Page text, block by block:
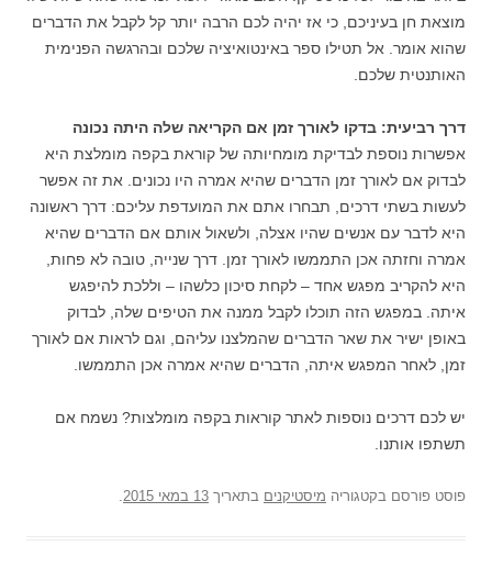
מוצאת חן בעיניכם, כי אז יהיה לכם הרבה יותר קל לקבל את הדברים
שהוא אומר. אל תטילו ספר באינטואיציה שלכם ובהרגשה הפנימית
האותנטית שלכם.
דרך רביעית: בדקו לאורך זמן אם הקריאה שלה היתה נכונה
אפשרות נוספת לבדיקת מומחיותה של קוראת בקפה מומלצת היא
לבדוק אם לאורך זמן הדברים שהיא אמרה היו נכונים. את זה אפשר
לעשות בשתי דרכים, תבחרו אתם את המועדפת עליכם: דרך ראשונה
היא לדבר עם אנשים שהיו אצלה, ולשאול אותם אם הדברים שהיא
אמרה וחזתה אכן התממשו לאורך זמן. דרך שנייה, טובה לא פחות,
היא להקריב מפגש אחד – לקחת סיכון כלשהו – וללכת להיפגש
איתה. במפגש הזה תוכלו לקבל ממנה את הטיפים שלה, לבדוק
באופן ישיר את שאר הדברים שהמלצנו עליהם, וגם לראות אם לאורך
זמן, לאחר המפגש איתה, הדברים שהיא אמרה אכן התממשו.
יש לכם דרכים נוספות לאתר קוראות בקפה מומלצות? נשמח אם
תשתפו אותנו.
פוסט פורסם בקטגוריה מיסטיקנים בתאריך 13 במאי 2015 .